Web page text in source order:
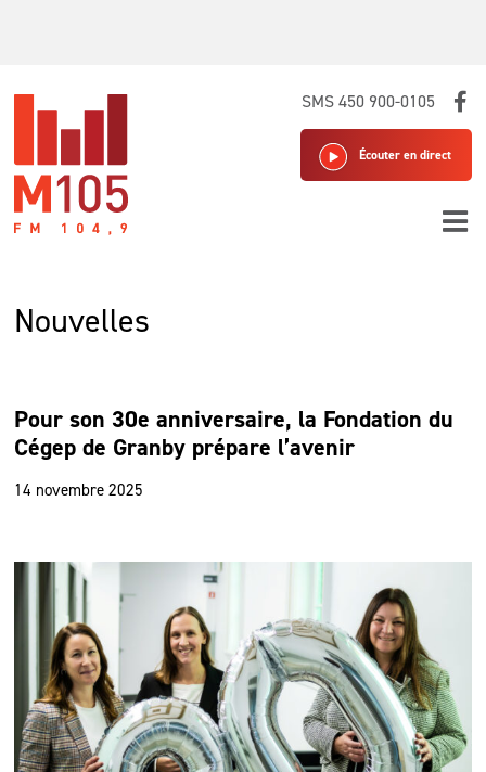
SMS 450 900-0105
Écouter en direct
Nouvelles
Pour son 30e anniversaire, la Fondation du
Cégep de Granby prépare l’avenir
14 novembre 2025